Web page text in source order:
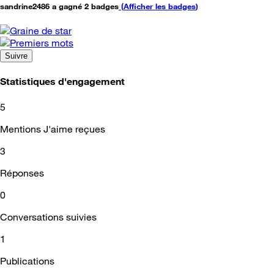
sandrine2486 a gagné 2 badges (Afficher les badges)
Suivre
Statistiques d'engagement
5
Mentions J'aime reçues
3
Réponses
0
Conversations suivies
1
Publications